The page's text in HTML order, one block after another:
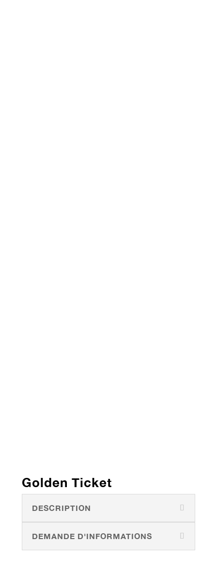
Golden Ticket
DESCRIPTION
DEMANDE D'INFORMATIONS